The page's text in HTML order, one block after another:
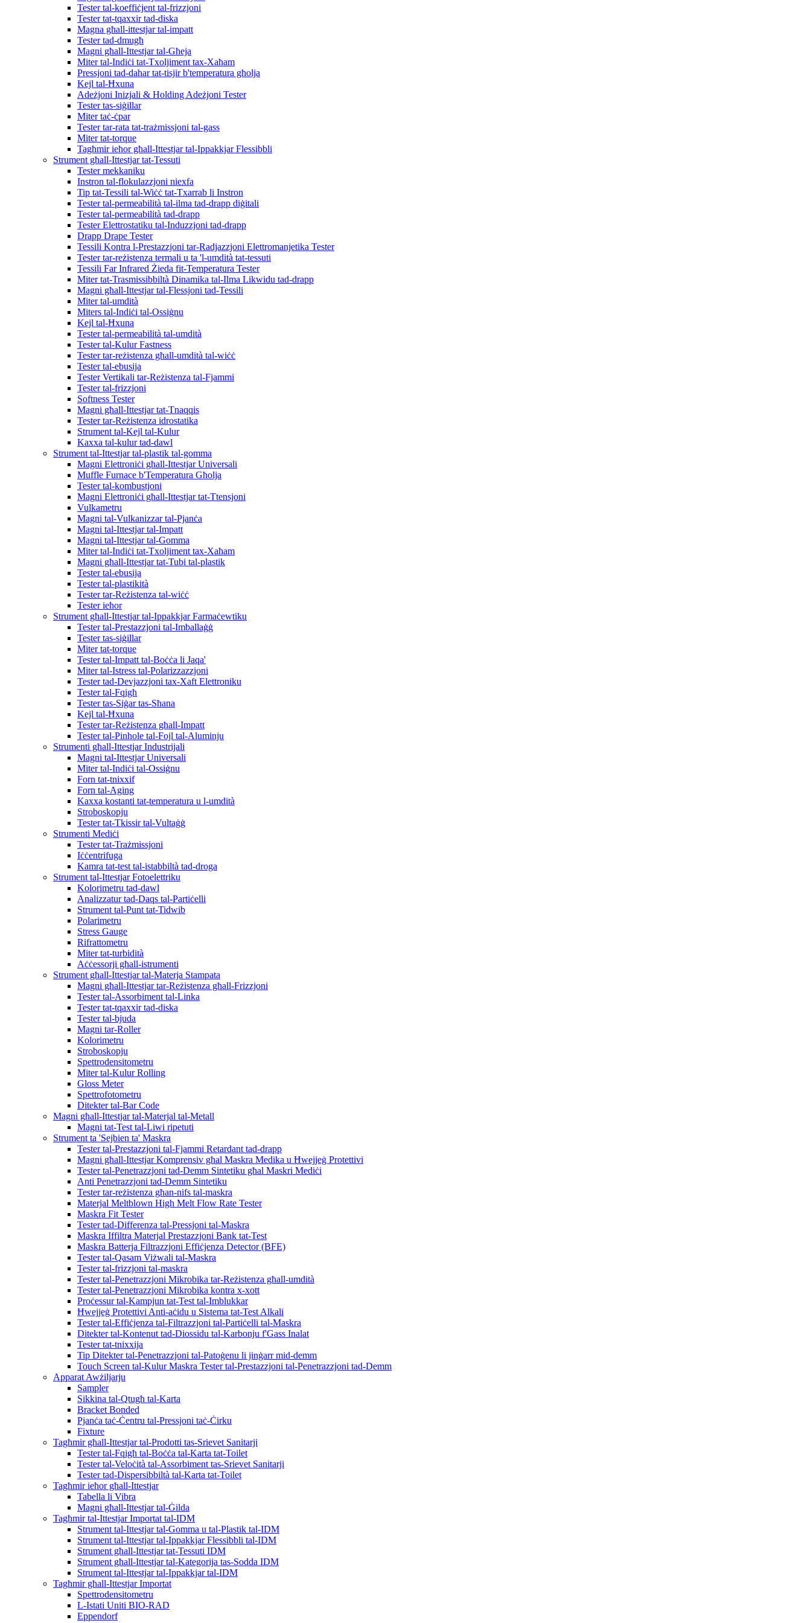
Tester tal-koeffiċjent tal-frizzjoni
Tester tat-tqaxxir tad-diska
Magna għall-ittestjar tal-impatt
Tester tad-dmugħ
Magni għall-Ittestjar tal-Għeja
Miter tal-Indiċi tat-Txoljiment tax-Xaħam
Pressjoni tad-dahar tat-tisjir b'temperatura għolja
Kejl tal-Ħxuna
Adeżjoni Inizjali & Holding Adeżjoni Tester
Tester tas-siġillar
Miter taċ-ċpar
Tester tar-rata tat-trażmissjoni tal-gass
Miter tat-torque
Tagħmir ieħor għall-Ittestjar tal-Ippakkjar Flessibbli
Strument għall-Ittestjar tat-Tessuti
Tester mekkaniku
Instron tal-flokulazzjoni niexfa
Tip tat-Tessili tal-Wiċċ tat-Txarrab li Instron
Tester tal-permeabilità tal-ilma tad-drapp diġitali
Tester tal-permeabilità tad-drapp
Tester Elettrostatiku tal-Induzzjoni tad-drapp
Drapp Drape Tester
Tessili Kontra l-Prestazzjoni tar-Radjazzjoni Elettromanjetika Tester
Tester tar-reżistenza termali u ta 'l-umdità tat-tessuti
Tessili Far Infrared Żieda fit-Temperatura Tester
Miter tat-Trasmissibbiltà Dinamika tal-Ilma Likwidu tad-drapp
Magni għall-Ittestjar tal-Flessjoni tad-Tessili
Miter tal-umdità
Miters tal-Indiċi tal-Ossiġnu
Kejl tal-Ħxuna
Tester tal-permeabilità tal-umdità
Tester tal-Kulur Fastness
Tester tar-reżistenza għall-umdità tal-wiċċ
Tester tal-ebusija
Tester Vertikali tar-Reżistenza tal-Fjammi
Tester tal-frizzjoni
Softness Tester
Magni għall-Ittestjar tat-Tnaqqis
Tester tar-Reżistenza idrostatika
Strument tal-Kejl tal-Kulur
Kaxxa tal-kulur tad-dawl
Strument tal-Ittestjar tal-plastik tal-gomma
Magni Elettroniċi għall-Ittestjar Universali
Muffle Furnace b'Temperatura Għolja
Tester tal-kombustjoni
Magni Elettroniċi għall-Ittestjar tat-Ttensjoni
Vulkametru
Magni tal-Vulkanizzar tal-Pjanċa
Magni tal-Ittestjar tal-Impatt
Magni tal-Ittestjar tal-Gomma
Miter tal-Indiċi tat-Txoljiment tax-Xaħam
Magni għall-Ittestjar tat-Tubi tal-plastik
Tester tal-ebusija
Tester tal-plastikità
Tester tar-Reżistenza tal-wiċċ
Tester ieħor
Strument għall-Ittestjar tal-Ippakkjar Farmaċewtiku
Tester tal-Prestazzjoni tal-Imballaġġ
Tester tas-siġillar
Miter tat-torque
Tester tal-Impatt tal-Boċċa li Jaqa'
Miter tal-Istress tal-Polarizzazzjoni
Tester tad-Devjazzjoni tax-Xaft Elettroniku
Tester tal-Fqigħ
Tester tas-Siġar tas-Sħana
Kejl tal-Ħxuna
Tester tar-Reżistenza għall-Impatt
Tester tal-Pinhole tal-Fojl tal-Aluminju
Strumenti għall-Ittestjar Industrijali
Magni tal-Ittestjar Universali
Miter tal-Indiċi tal-Ossiġnu
Forn tat-tnixxif
Forn tal-Aging
Kaxxa kostanti tat-temperatura u l-umdità
Stroboskopju
Tester tat-Tkissir tal-Vultaġġ
Strumenti Mediċi
Tester tat-Trażmissjoni
Iċċentrifuga
Kamra tat-test tal-istabbiltà tad-droga
Strument tal-Ittestjar Fotoelettriku
Kolorimetru tad-dawl
Analizzatur tad-Daqs tal-Partiċelli
Strument tal-Punt tat-Tidwib
Polarimetru
Stress Gauge
Rifrattometru
Miter tat-turbidità
Aċċessorji għall-istrumenti
Strument għall-Ittestjar tal-Materja Stampata
Magni għall-Ittestjar tar-Reżistenza għall-Frizzjoni
Tester tal-Assorbiment tal-Linka
Tester tat-tqaxxir tad-diska
Tester tal-bjuda
Magni tar-Roller
Kolorimetru
Stroboskopju
Spettrodensitometru
Miter tal-Kulur Rolling
Gloss Meter
Spettrofotometru
Ditekter tal-Bar Code
Magni għall-Ittestjar tal-Materjal tal-Metall
Magni tat-Test tal-Liwi ripetuti
Strument ta 'Sejbien ta' Maskra
Tester tal-Prestazzjoni tal-Fjammi Retardant tad-drapp
Magni għall-Ittestjar Komprensiv għal Maskra Medika u Ħwejjeġ Protettivi
Tester tal-Penetrazzjoni tad-Demm Sintetiku għal Maskri Mediċi
Anti Penetrazzjoni tad-Demm Sintetiku
Tester tar-reżistenza għan-nifs tal-maskra
Materjal Meltblown High Melt Flow Rate Tester
Maskra Fit Tester
Tester tad-Differenza tal-Pressjoni tal-Maskra
Maskra Iffiltra Materjal Prestazzjoni Bank tat-Test
Maskra Batterja Filtrazzjoni Effiċjenza Detector (BFE)
Tester tal-Qasam Viżwali tal-Maskra
Tester tal-frizzjoni tal-maskra
Tester tal-Penetrazzjoni Mikrobika tar-Reżistenza għall-umdità
Tester tal-Penetrazzjoni Mikrobika kontra x-xott
Proċessur tal-Kampjun tat-Test tal-Imblukkar
Ħwejjeġ Protettivi Anti-aċidu u Sistema tat-Test Alkali
Tester tal-Effiċjenza tal-Filtrazzjoni tal-Partiċelli tal-Maskra
Ditekter tal-Kontenut tad-Diossidu tal-Karbonju f'Gass Inalat
Tester tat-tnixxija
Tip Ditekter tal-Penetrazzjoni tal-Patoġenu li jinġarr mid-demm
Touch Screen tal-Kulur Maskra Tester tal-Prestazzjoni tal-Penetrazzjoni tad-Demm
Apparat Awżiljarju
Sampler
Sikkina tal-Qtugħ tal-Karta
Bracket Bonded
Pjanċa taċ-Ċentru tal-Pressjoni taċ-Ċirku
Fixture
Tagħmir għall-Ittestjar tal-Prodotti tas-Srievet Sanitarji
Tester tal-Fqigħ tal-Boċċa tal-Karta tat-Toilet
Tester tal-Veloċità tal-Assorbiment tas-Srievet Sanitarji
Tester tad-Dispersibbiltà tal-Karta tat-Toilet
Tagħmir ieħor għall-Ittestjar
Tabella li Vibra
Magni għall-Ittestjar tal-Ġilda
Tagħmir tal-Ittestjar Importat tal-IDM
Strument tal-Ittestjar tal-Gomma u tal-Plastik tal-IDM
Strument tal-Ittestjar tal-Ippakkjar Flessibbli tal-IDM
Strument għall-Ittestjar tat-Tessuti IDM
Strument għall-Ittestjar tal-Kategorija tas-Sodda IDM
Strument tal-Ittestjar tal-Ippakkjar tal-IDM
Tagħmir għall-Ittestjar Importat
Spettrodensitometru
L-Istati Uniti BIO-RAD
Eppendorf